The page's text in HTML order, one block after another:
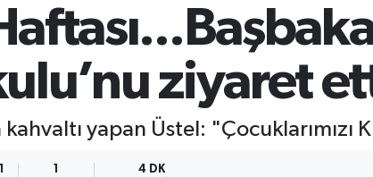
ziyaret
yapan Üstel: "Çocuklarımızı
1 4 DK